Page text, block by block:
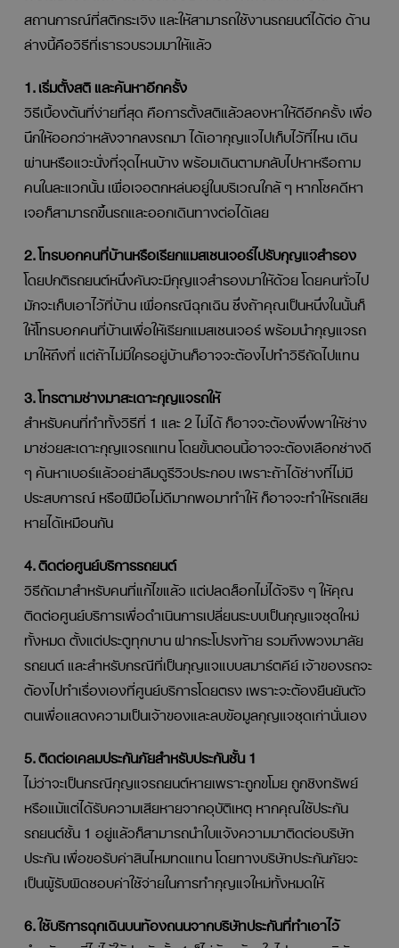
สถานการณ์ที่สติกระเจิง และให้สามารถใช้งานรถยนต์ได้ต่อ ด้าน
ล่างนี้คือวิธีที่เรารวบรวมมาให้แล้ว
1. เริ่มตั้งสติ และค้นหาอีกครั้ง
วิธีเบื้องต้นที่ง่ายที่สุด คือการตั้งสติแล้วลองหาให้ดีอีกครั้ง เพื่อ
นึกให้ออกว่าหลังจากลงรถมา ได้เอากุญแจไปเก็บไว้ที่ไหน เดิน
ผ่านหรือแวะนั่งที่จุดไหนบ้าง พร้อมเดินตามกลับไปหาหรือถาม
คนในละแวกนั้น เผื่อเจอตกหล่นอยู่ในบริเวณใกล้ ๆ หากโชคดีหา
เจอก็สามารถขึ้นรถและออกเดินทางต่อได้เลย
2. โทรบอกคนที่บ้านหรือเรียกแมสเซนเจอร์ไปรับกุญแจสำรอง
โดยปกติรถยนต์หนึ่งคันจะมีกุญแจสำรองมาให้ด้วย โดยคนทั่วไป
มักจะเก็บเอาไว้ที่บ้าน เผื่อกรณีฉุกเฉิน ซึ่งถ้าคุณเป็นหนึ่งในนั้นก็
ให้โทรบอกคนที่บ้านเพื่อให้เรียกแมสเซนเจอร์ พร้อมนำกุญแจรถ
มาให้ถึงที่ แต่ถ้าไม่มีใครอยู่บ้านก็อาจจะต้องไปทำวิธีถัดไปแทน
3. โทรตามช่างมาสะเดาะกุญแจรถให้
สำหรับคนที่ทำทั้งวิธีที่ 1 และ 2 ไม่ได้ ก็อาจจะต้องพึ่งพาให้ช่าง
มาช่วยสะเดาะกุญแจรถแทน โดยขั้นตอนนี้อาจจะต้องเลือกช่างดี
ๆ ค้นหาเบอร์แล้วอย่าลืมดูรีวิวประกอบ เพราะถ้าได้ช่างที่ไม่มี
ประสบการณ์ หรือฝีมือไม่ดีมากพอมาทำให้ ก็อาจจะทำให้รถเสีย
หายได้เหมือนกัน
4. ติดต่อศูนย์บริการรถยนต์
วิธีถัดมาสำหรับคนที่แก้ไขแล้ว แต่ปลดล็อกไม่ได้จริง ๆ ให้คุณ
ติดต่อศูนย์บริการเพื่อดำเนินการเปลี่ยนระบบเป็นกุญแจชุดใหม่
ทั้งหมด ตั้งแต่ประตูทุกบาน ฝากระโปรงท้าย รวมถึงพวงมาลัย
รถยนต์ และสำหรับกรณีที่เป็นกุญแจแบบสมาร์ตคีย์ เจ้าของรถจะ
ต้องไปทำเรื่องเองที่ศูนย์บริการโดยตรง เพราะจะต้องยืนยันตัว
ตนเพื่อแสดงความเป็นเจ้าของและลบข้อมูลกุญแจชุดเก่านั่นเอง
5. ติดต่อเคลมประกันภัยสำหรับประกันชั้น 1
ไม่ว่าจะเป็นกรณีกุญแจรถยนต์หายเพราะถูกขโมย ถูกชิงทรัพย์
หรือแม้แต่ได้รับความเสียหายจากอุบัติเหตุ หากคุณใช้ประกัน
รถยนต์ชั้น 1 อยู่แล้วก็สามารถนำใบแจ้งความมาติดต่อบริษัท
ประกัน เพื่อขอรับค่าสินไหมทดแทน โดยทางบริษัทประกันภัยจะ
เป็นผู้รับผิดชอบค่าใช้จ่ายในการทำกุญแจใหม่ทั้งหมดให้
6. ใช้บริการฉุกเฉินบนท้องถนนจากบริษัทประกันที่ทำเอาไว้